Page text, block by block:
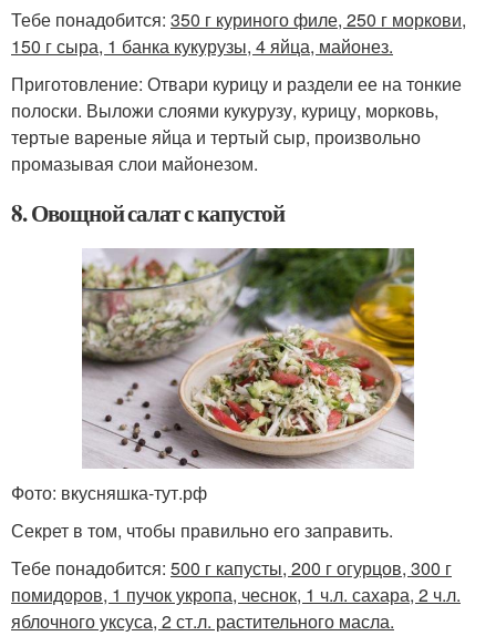
Тебе понадобится: 350 г куриного филе, 250 г моркови,
150 г сыра, 1 банка кукурузы, 4 яйца, майонез.
Приготовление: Отвари курицу и раздели ее на тонкие
полоски. Выложи слоями кукурузу, курицу, морковь,
тертые вареные яйца и тертый сыр, произвольно
промазывая слои майонезом.
8. Овощной салат с капустой
Фото: вкусняшка-тут.рф
Секрет в том, чтобы правильно его заправить.
Тебе понадобится: 500 г капусты, 200 г огурцов, 300 г
помидоров, 1 пучок укропа, чеснок, 1 ч.л. сахара, 2 ч.л.
яблочного уксуса, 2 ст.л. растительного масла.